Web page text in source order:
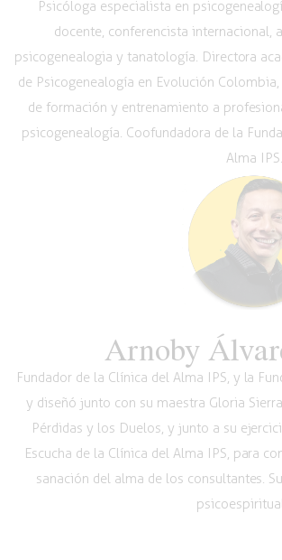
Psicóloga especialista en
docente, conferencista internacional,
psicogenealogia y tanatología. Directora
de Psicogenealogía en Evolución
de formación y entrenamiento a
psicogenealogía. Coofundadora de la
Alma IPS.
Arnoby
Fundador de la Clínica del Alma IPS, y la
y diseñó junto con su maestra Gloria
Pérdidas y los Duelos, y junto a su
Escucha de la Clínica del Alma IPS, para
sanación del alma de los consultantes.